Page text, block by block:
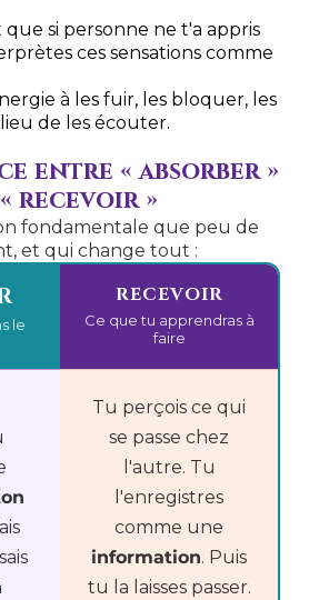
si personne ne t'a appris
ces sensations comme
à les fuir, les bloquer, les
de les écouter.
entre « absorber »
recevoir »
fondamentale que peu de
et qui change tout :
le
RECEVOIR
Ce que tu apprendras à
faire
Tu perçois ce qui
se passe chez
l'autre. Tu
l'enregistres
comme une
information. Puis
tu la laisses passer.